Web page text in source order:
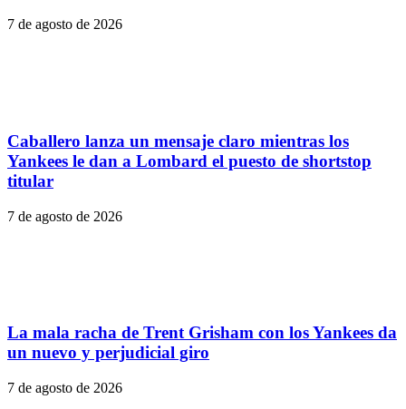
7 de agosto de 2026
Caballero lanza un mensaje claro mientras los
Yankees le dan a Lombard el puesto de shortstop
titular
7 de agosto de 2026
La mala racha de Trent Grisham con los Yankees da
un nuevo y perjudicial giro
7 de agosto de 2026